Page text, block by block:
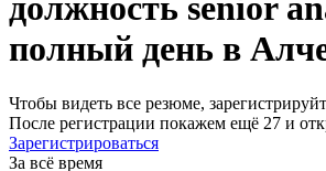
должность senior
полный день в
Чтобы видеть все резюме,
После регистрации покажем ещё 27 и
Зарегистрироваться
За всё время